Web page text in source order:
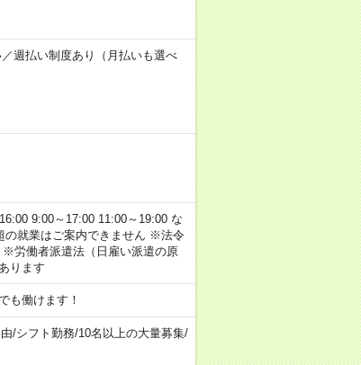
週払い制度あり（月払いも選べ
9:00～17:00 11:00～19:00 な
の就業はご案内できません ※法令
※労働者派遣法（日雇い派遣の原
ります
働けます！
/シフト勤務/10名以上の大量募集/